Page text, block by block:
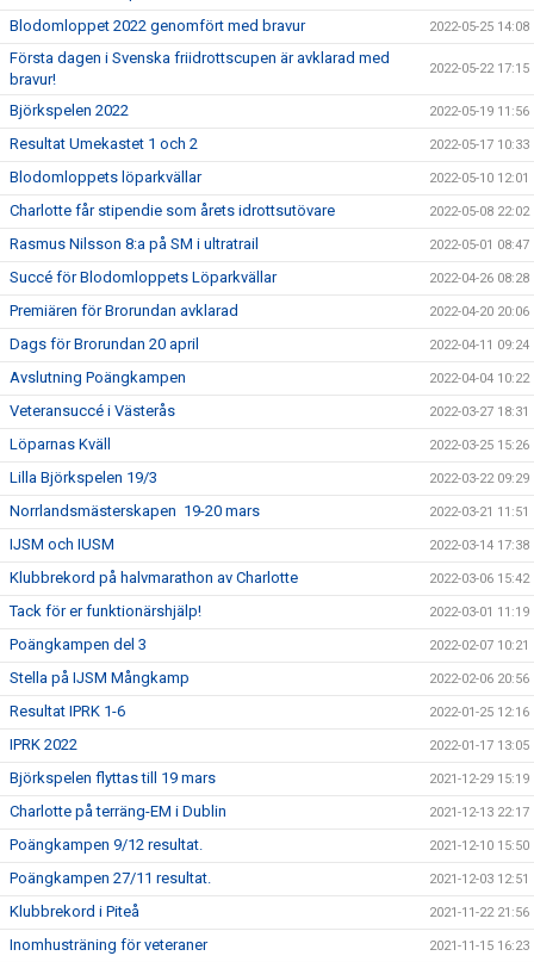
Blodomloppet 2022 genomfört med bravur 2022-05-25 14:08
Första dagen i Svenska friidrottscupen är avklarad med
bravur!
2022-05-22 17:15
Björkspelen 2022 2022-05-19 11:56
Resultat Umekastet 1 och 2 2022-05-17 10:33
Blodomloppets löparkvällar 2022-05-10 12:01
Charlotte får stipendie som årets idrottsutövare 2022-05-08 22:02
Rasmus Nilsson 8:a på SM i ultratrail 2022-05-01 08:47
Succé för Blodomloppets Löparkvällar 2022-04-26 08:28
Premiären för Brorundan avklarad 2022-04-20 20:06
Dags för Brorundan 20 april 2022-04-11 09:24
Avslutning Poängkampen 2022-04-04 10:22
Veteransuccé i Västerås 2022-03-27 18:31
Löparnas Kväll 2022-03-25 15:26
Lilla Björkspelen 19/3 2022-03-22 09:29
Norrlandsmästerskapen 19-20 mars 2022-03-21 11:51
IJSM och IUSM 2022-03-14 17:38
Klubbrekord på halvmarathon av Charlotte 2022-03-06 15:42
Tack för er funktionärshjälp! 2022-03-01 11:19
Poängkampen del 3 2022-02-07 10:21
Stella på IJSM Mångkamp 2022-02-06 20:56
Resultat IPRK 1-6 2022-01-25 12:16
IPRK 2022 2022-01-17 13:05
Björkspelen flyttas till 19 mars 2021-12-29 15:19
Charlotte på terräng-EM i Dublin 2021-12-13 22:17
Poängkampen 9/12 resultat. 2021-12-10 15:50
Poängkampen 27/11 resultat. 2021-12-03 12:51
Klubbrekord i Piteå 2021-11-22 21:56
Inomhusträning för veteraner 2021-11-15 16:23